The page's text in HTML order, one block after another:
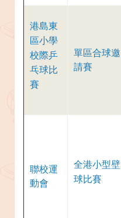
港島東
區小學
校際乒
乓球比
賽
單區合球邀
請賽
聯校運
動會
全港小型壁
球比賽